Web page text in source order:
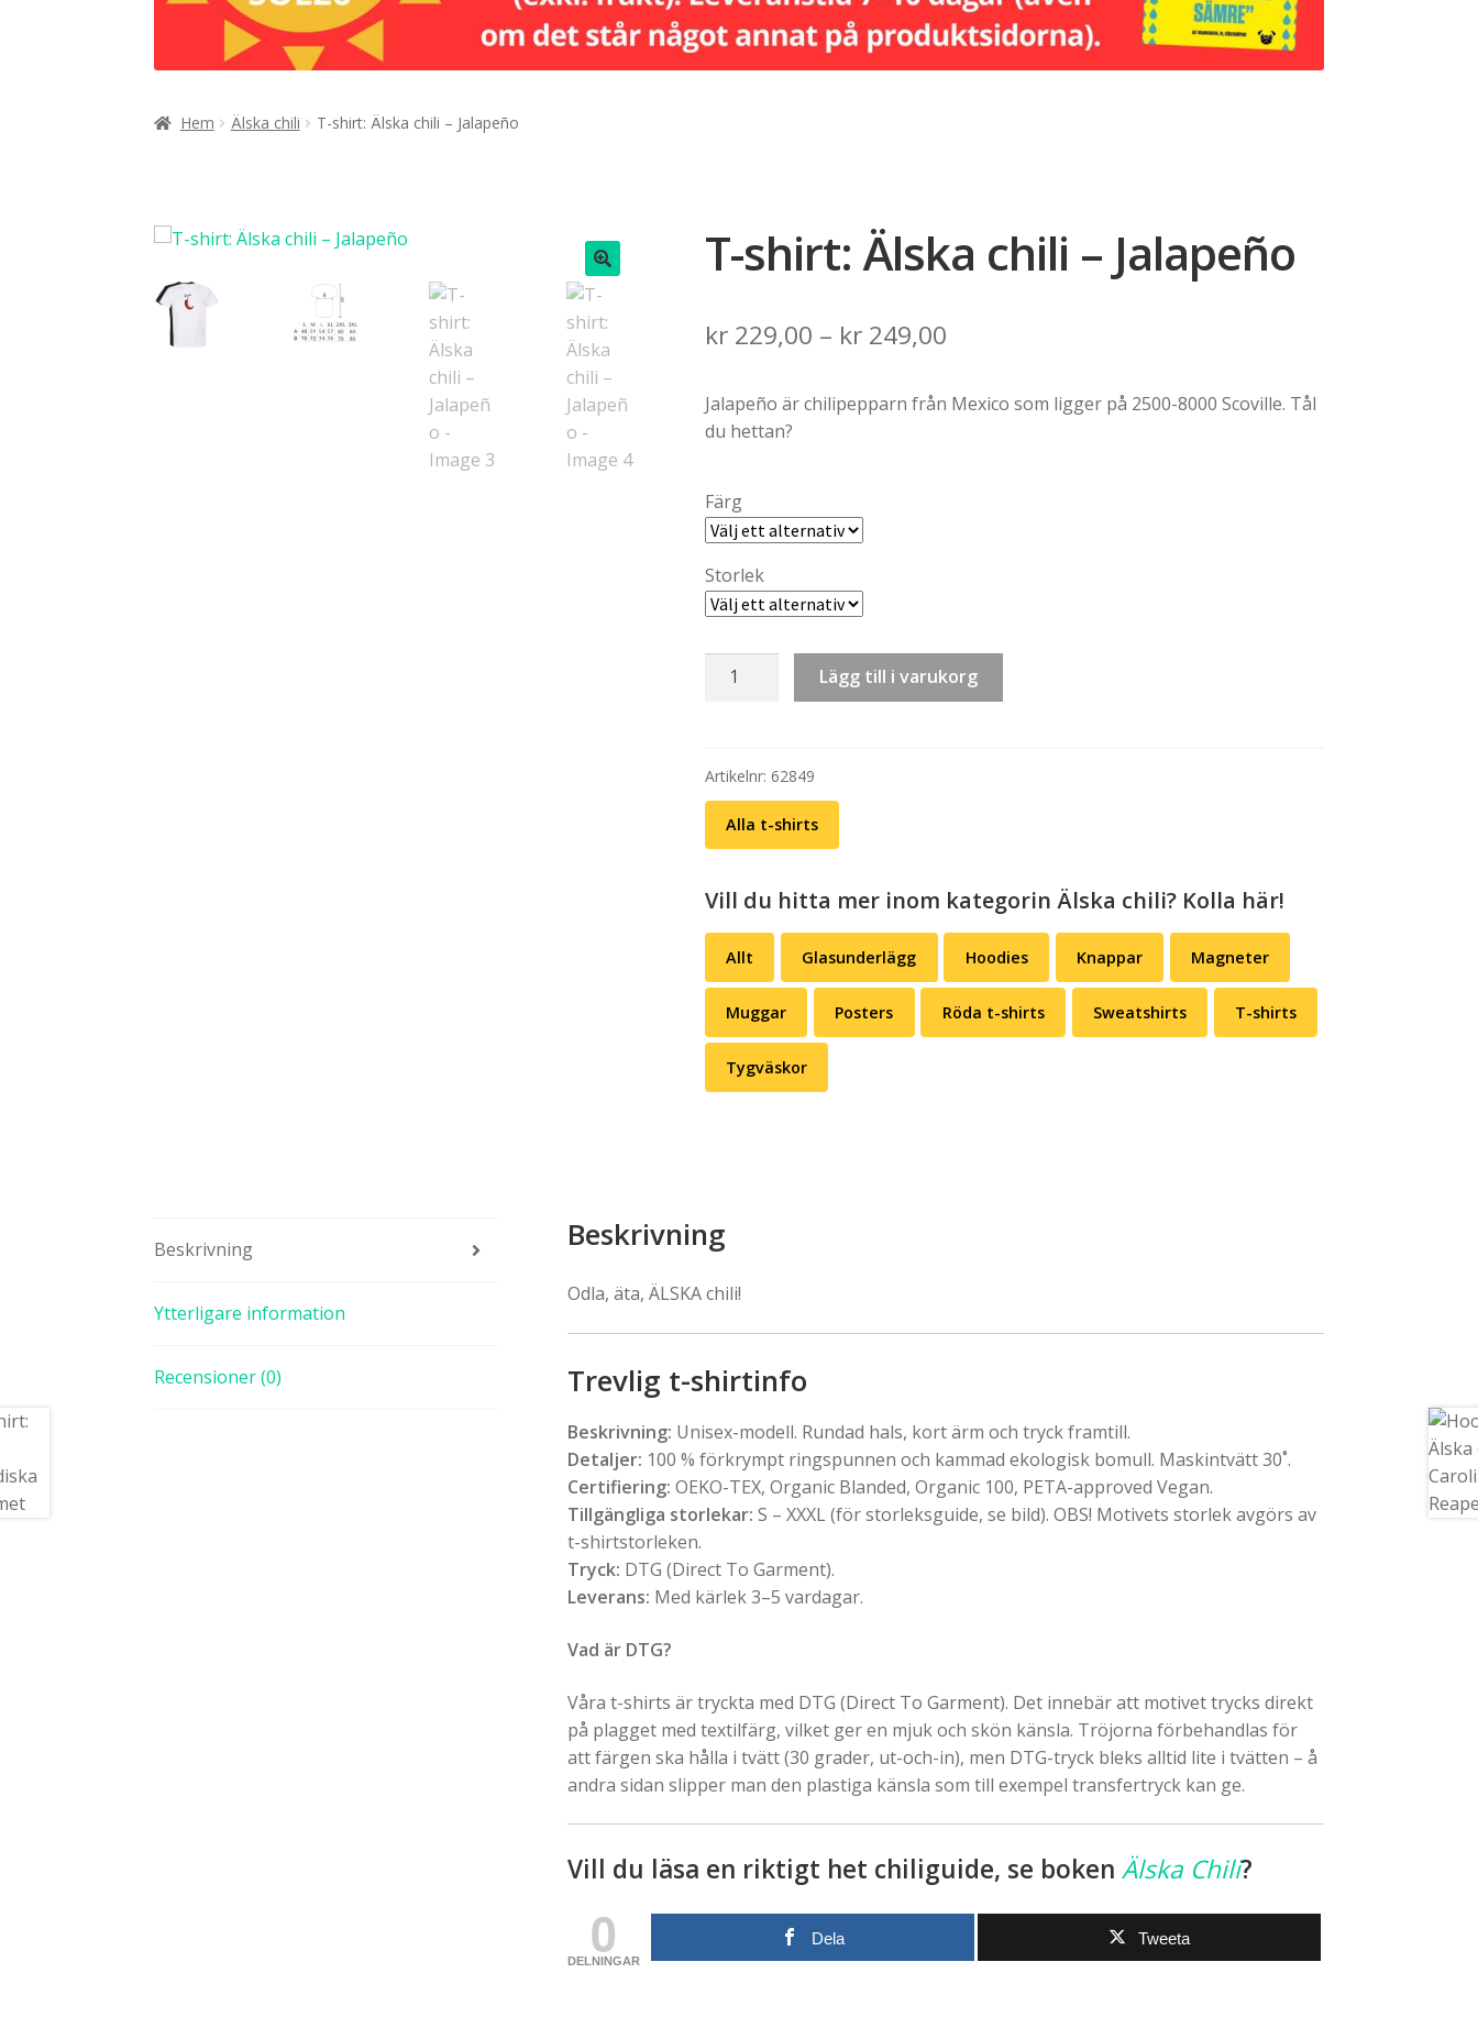
Hem Älska chili T-shirt: Älska chili – Jalapeño
🔍
T-shirt: Älska chili – Jalapeño
kr229,00 – kr249,00Price
kr 229,00
Jalapeño är chilipepparn från Mexico som ligger på 2500-8000 Scoville. Tål
du hettan?
Färg
Storlek
–
Jalapeño
mängd
Lägg till i varukorg
Artikelnr: 62849
Alla t-shirts
Vill du hitta mer inom kategorin Älska chili? Kolla här!
Allt Glasunderlägg Hoodies Knappar Magneter
Muggar Posters Röda t-shirts Sweatshirts T-shirts
Tygväskor
Beskrivning
Ytterligare information
Recensioner (0)
Beskrivning
Odla, äta, ÄLSKA chili!
Trevlig t-shirtinfo
Beskrivning: Unisex-modell. Rundad hals, kort ärm och tryck framtill.
Detaljer: 100 % förkrympt ringspunnen och kammad ekologisk bomull. Maskintvätt 30˚.
Certifiering: OEKO-TEX, Organic Blanded, Organic 100, PETA-approved Vegan.
Tillgängliga storlekar: S – XXXL (för storleksguide, se bild). OBS! Motivets storlek avgörs av
t-shirtstorleken.
Tryck: DTG (Direct To Garment).
Leverans: Med kärlek 3–5 vardagar.
Vad är DTG?
Våra t-shirts är tryckta med DTG (Direct To Garment). Det innebär att motivet trycks direkt
på plagget med textilfärg, vilket ger en mjuk och skön känsla. Tröjorna förbehandlas för
att färgen ska hålla i tvätt (30 grader, ut-och-in), men DTG-tryck bleks alltid lite i tvätten – å
andra sidan slipper man den plastiga känsla som till exempel transfertryck kan ge.
Vill du läsa en riktigt het chiliguide, se boken Älska Chili?
0
DELNINGAR
Dela Tweeta